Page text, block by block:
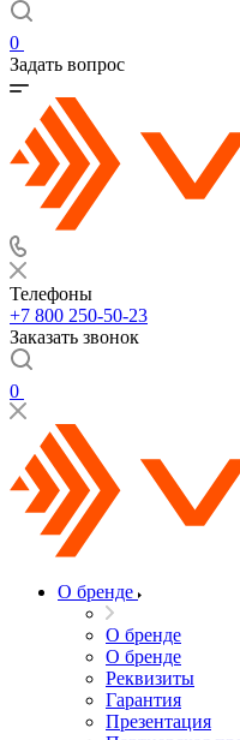
0
Задать вопрос
Телефоны
+7 800 250-50-23
Заказать звонок
0
О бренде
О бренде
О бренде
Реквизиты
Гарантия
Презентация